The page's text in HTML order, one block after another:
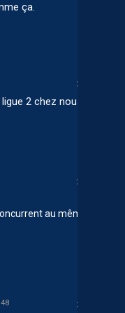
ça.
2 chez nous.
au même